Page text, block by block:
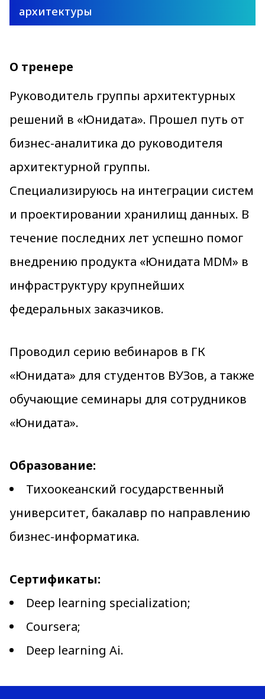
архитектуры
О тренере
Руководитель группы архитектурных
решений в «Юнидата». Прошел путь от
бизнес-аналитика до руководителя
архитектурной группы.
Специализируюсь на интеграции систем
и проектировании хранилищ данных. В
течение последних лет успешно помог
внедрению продукта «Юнидата MDM» в
инфраструктуру крупнейших
федеральных заказчиков.
Проводил серию вебинаров в ГК
«Юнидата» для студентов ВУЗов, а также
обучающие семинары для сотрудников
«Юнидата».
Образование:
Тихоокеанский государственный
университет, бакалавр по направлению
бизнес-информатика.
Сертификаты:
Deep learning specialization;
Coursera;
Deep learning Ai.